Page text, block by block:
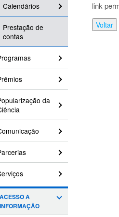
Calendários
Prestação de
contas
da
ACESSO À
INFORMAÇÃO
link
Voltar